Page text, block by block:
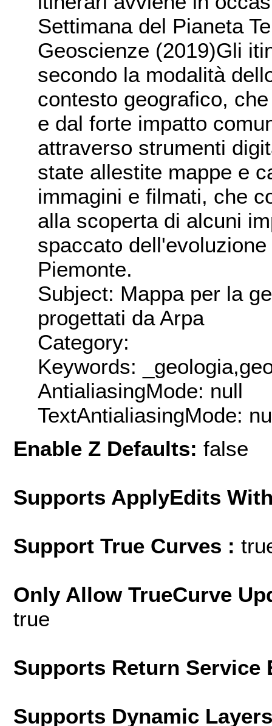
Settimana del Pianeta
Geoscienze (2019)Gli
secondo la modalità
contesto geografico,
e dal forte impatto
attraverso strumenti
state allestite mappe e
immagini e filmati, che
alla scoperta di alcuni
spaccato
Piemonte.
Subject: Mappa per la
progettati da Arpa
Category:
Keywords:
AntialiasingMode: null
TextAntialiasingMode:
Enable Z Defaults: false
Supports ApplyEdits
Support True Curves :
Only Allow TrueCurve
true
Supports Return
Supports Dynamic